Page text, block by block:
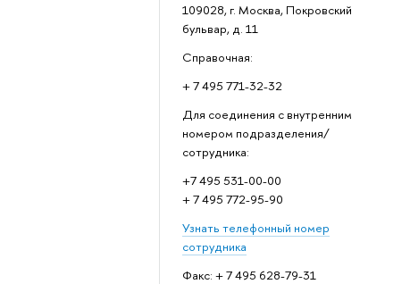
109028, г. Москва, Покровский
бульвар, д. 11
Справочная:
+ 7 495 771-32-32
Для соединения с внутренним
номером подразделения/
сотрудника:
+7 495 531-00-00
+ 7 495 772-95-90
Узнать телефонный номер
сотрудника
Факс: + 7 495 628-79-31